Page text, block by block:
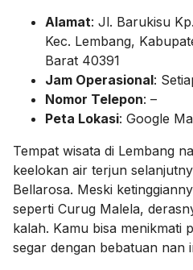
Alamat: Jl. Barukisu
Kec. Lembang,
Barat 40391
Jam Operasional:
Nomor Telepon: –
Peta Lokasi: Google
Tempat wisata di Lembang
keelokan air terjun
Bellarosa. Meski
seperti Curug Malela,
kalah. Kamu bisa menikmati
segar dengan bebatuan nan